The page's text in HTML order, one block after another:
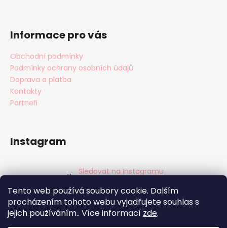
Tento web používá soubory cookie. Dalším
procházením tohoto webu vyjadřujete souhlas s
jejich používáním.. Více informací zde.
p
Informace pro vás
Obchodní podmínky
Podmínky ochrany osobních údajů
Doprava a platba
Kontakty
Partneři
Instagram
Sledovat na Instagramu
Facebook